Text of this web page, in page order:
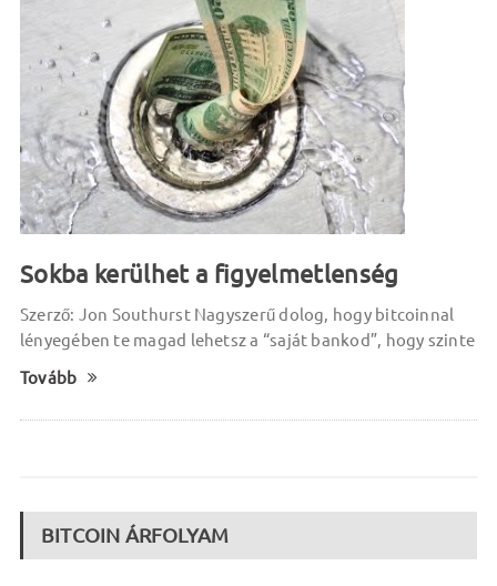
Sokba kerülhet a figyelmetlenség
Szerző: Jon Southurst Nagyszerű dolog, hogy bitcoinnal
lényegében te magad lehetsz a “saját bankod”, hogy szinte
Tovább
BITCOIN ÁRFOLYAM